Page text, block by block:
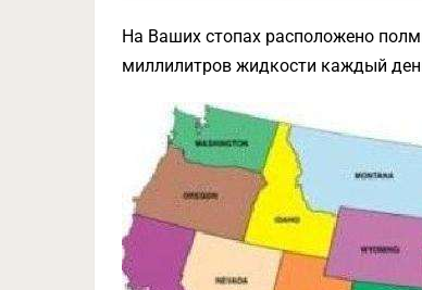
На Ваших стопах расположено
миллилитров жидкости каждый